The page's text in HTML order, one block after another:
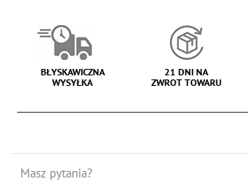
BŁYSKAWICZNA
WYSYŁKA
21 DNI NA
ZWROT TOWARU
Masz pytania?